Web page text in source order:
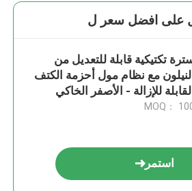
على افضل سعر ل
تكتيكية قابلة للتعديل من
النيلون مع نظام مول أحزمة الكتف
القابلة للإزالة - الأصفر الخاكي
الأخضر
MOQ：
استمر